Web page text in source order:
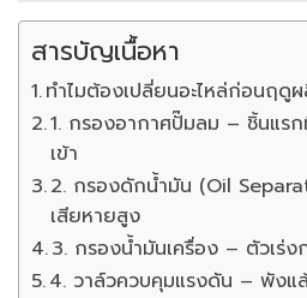
สารบัญเนื้อหา
ทำไมต้องเปลี่ยนอะไหล่ก่อนฤดู
1. กรองอากาศปั๊มลม – ชิ้นแร
เข้า
2. กรองดักน้ำมัน (Oil
เสียหายสูง
3. กรองน้ำมันเครื่อง – ตัวเร่ง
4. วาล์วควบคุมแรงดัน – พังแ